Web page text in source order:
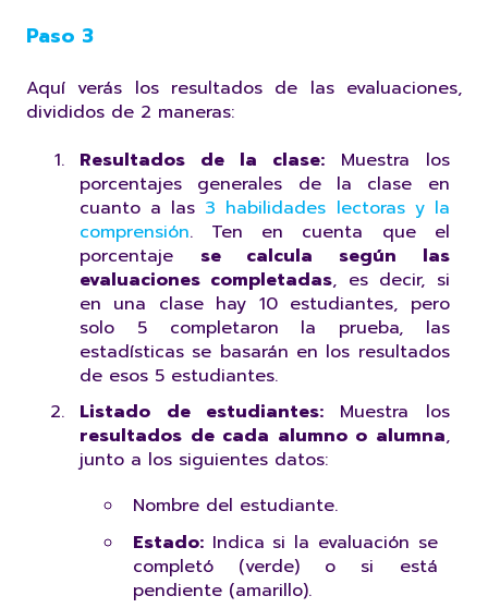
Paso 3
Aquí verás los resultados de las evaluaciones,
divididos de 2 maneras:
Resultados de la clase: Muestra los
porcentajes generales de la clase en
cuanto a las 3 habilidades lectoras y la
comprensión. Ten en cuenta que el
porcentaje se calcula según las
evaluaciones completadas, es decir, si
en una clase hay 10 estudiantes, pero
solo 5 completaron la prueba, las
estadísticas se basarán en los resultados
de esos 5 estudiantes.
Listado de estudiantes: Muestra los
resultados de cada alumno o alumna,
junto a los siguientes datos:
Nombre del estudiante.
Estado: Indica si la evaluación se
completó (verde) o si está
pendiente (amarillo).